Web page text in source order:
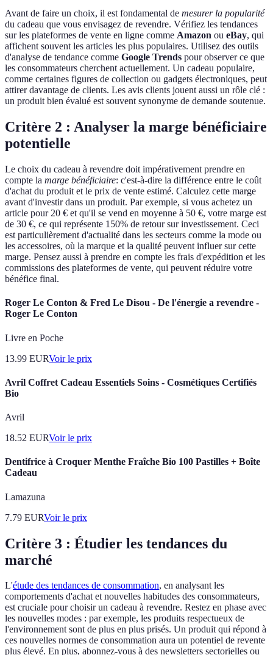
Avant de faire un choix, il est fondamental de mesurer la popularité
du cadeau que vous envisagez de revendre. Vérifiez les tendances
sur les plateformes de vente en ligne comme Amazon ou eBay, qui
affichent souvent les articles les plus populaires. Utilisez des outils
d'analyse de tendance comme Google Trends pour observer ce que
les consommateurs cherchent actuellement. Un cadeau populaire,
comme certaines figures de collection ou gadgets électroniques, peut
attirer davantage de clients. Les avis clients jouent aussi un rôle clé :
un produit bien évalué est souvent synonyme de demande soutenue.
Critère 2 : Analyser la marge bénéficiaire
potentielle
Le choix du cadeau à revendre doit impérativement prendre en
compte la marge bénéficiaire: c'est-à-dire la différence entre le coût
d'achat du produit et le prix de vente estimé. Calculez cette marge
avant d'investir dans un produit. Par exemple, si vous achetez un
article pour 20 € et qu'il se vend en moyenne à 50 €, votre marge est
de 30 €, ce qui représente 150% de retour sur investissement. Ceci
est particulièrement d'actualité dans les secteurs comme la mode ou
les accessoires, où la marque et la qualité peuvent influer sur cette
marge. Pensez aussi à prendre en compte les frais d'expédition et les
commissions des plateformes de vente, qui peuvent réduire votre
bénéfice final.
Roger Le Conton & Fred Le Disou - De l'énergie a revendre -
Roger Le Conton
Livre en Poche
13.99 EURVoir le prix
Avril Coffret Cadeau Essentiels Soins - Cosmétiques Certifiés
Bio
Avril
18.52 EURVoir le prix
Dentifrice à Croquer Menthe Fraîche Bio 100 Pastilles + Boîte
Cadeau
Lamazuna
7.79 EURVoir le prix
Critère 3 : Étudier les tendances du
marché
L'étude des tendances de consommation, en analysant les
comportements d'achat et nouvelles habitudes des consommateurs,
est cruciale pour choisir un cadeau à revendre. Restez en phase avec
les nouvelles modes : par exemple, les produits respectueux de
l'environnement sont de plus en plus prisés. Un produit qui répond à
ces nouvelles normes de consommation aura un potentiel de revente
plus élevé. En plus, abonnez-vous à des newsletters sectorielles ou